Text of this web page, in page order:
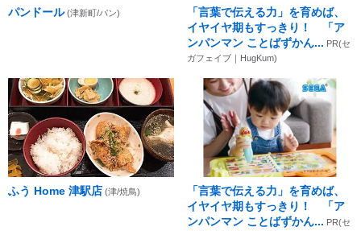
パンドール (津新町/パン)
「言葉で伝える力」を育めば、
イヤイヤ期もすっきり！ 「ア
ンパンマン ことばずかん... PR(セ
ガフェイブ｜HugKum)
ふう Home 津駅店 (津/焼鳥)
「言葉で伝える力」を育めば、
イヤイヤ期もすっきり！ 「ア
ンパンマン ことばずかん... PR(セ